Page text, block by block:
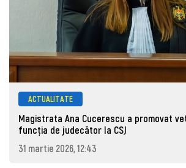
ACTUALITATE
Magistrata Ana Cucerescu a promovat
funcția de judecător la CSJ
31 martie 2026, 12:43